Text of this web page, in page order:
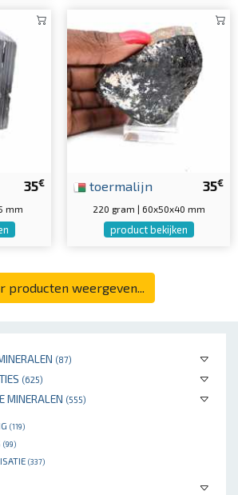
(87)
(625)
MINERALEN (555)
(119)
(99)
(337)
35€
mm
35€
toermalijn
220 gram | 60x50x40 mm
product bekijken
producten weergeven...